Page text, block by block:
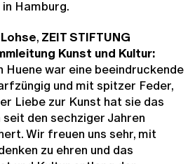
Hamburg.
, ZEIT STIFTUNG
Kunst und Kultur:
war eine beeindruckende
und mit spitzer Feder,
Liebe zur Kunst hat sie das
den sechziger Jahren
Wir freuen uns sehr, mit
zu ehren und das